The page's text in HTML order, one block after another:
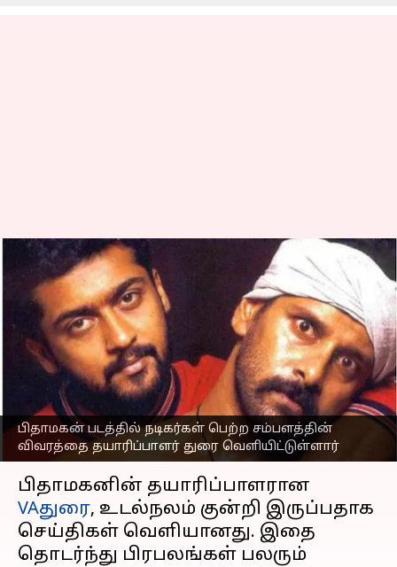
பிதாமகன் படத்தில் நடிகர்கள் பெற்ற சம்பளத்தின்
விவரத்தை தயாரிப்பாளர் துரை வெளியிட்டுள்ளார்
'பிதாமகன்' படத்திற்காக
பாலா, விக்ரம், சூர்யா
பெற்ற சம்பள விவரத்தை
வெளியிட்ட தயாரிப்பாளர்
விஏ துரை
எழுதியவர் Venkatalakshmi V Mar 16, 2023 04:30 pm
செய்தி முன்னோட்டம்
பிதாமகனின் தயாரிப்பாளரான
VAதுரை, உடல்நலம் குன்றி இருப்பதாக
செய்திகள் வெளியானது. இதை
தொடர்ந்து பிரபலங்கள் பலரும்